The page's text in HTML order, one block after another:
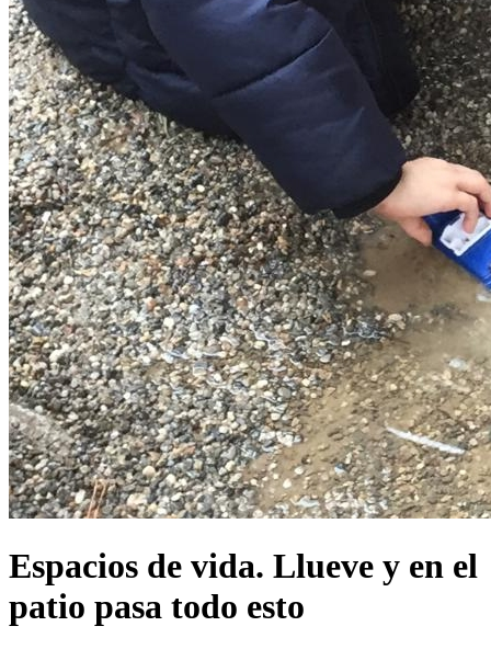
Espacios de vida. Llueve y en el
patio pasa todo esto